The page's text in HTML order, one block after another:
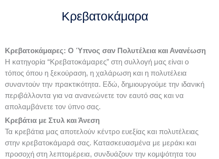
Κρεβατοκάμαρα
Κρεβατοκάμαρες: Ο Ύπνος σαν Πολυτέλεια και Ανανέωση
Η κατηγορία “Κρεβατοκάμαρες” στη συλλογή μας είναι ο
τόπος όπου η ξεκούραση, η χαλάρωση και η πολυτέλεια
συναντούν την πρακτικότητα. Εδώ, δημιουργούμε την ιδανική
περιβάλλοντα για να ανανεώνετε τον εαυτό σας και να
απολαμβάνετε τον ύπνο σας.
Κρεβάτια με Στυλ και Άνεση
Τα κρεβάτια μας αποτελούν κέντρο ευεξίας και πολυτέλειας
στην κρεβατοκάμαρά σας. Κατασκευασμένα με μεράκι και
προσοχή στη λεπτομέρεια, συνδυάζουν την κομψότητα του